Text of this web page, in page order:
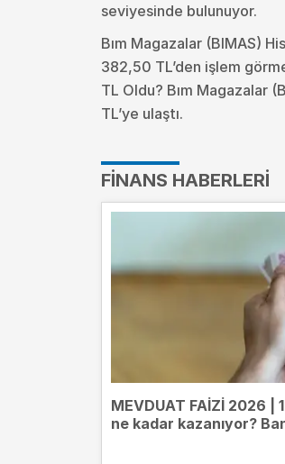
seviyesinde bulunuyor.
Bım Magazalar (BIMAS)
382,50 TL’den işlem
TL Oldu? Bım Magazalar
TL’ye ulaştı.
FINANS HABERLERI
MEVDUAT FAİZİ 2026 |
ne kadar kazanıyor?